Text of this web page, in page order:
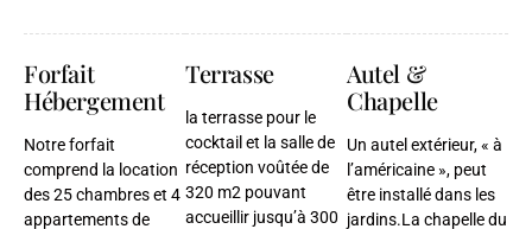
Forfait
Hébergement
Notre forfait
comprend la location
des 25 chambres et 4
appartements de
Terrasse
la terrasse pour le
cocktail et la salle de
réception voûtée de
320 m2 pouvant
accueillir jusqu’à 300
Autel &
Chapelle
Un autel extérieur, « à
l’américaine », peut
être installé dans les
jardins.La chapelle du